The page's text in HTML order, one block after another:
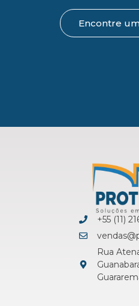
Encontre
+55 (11)
Rua